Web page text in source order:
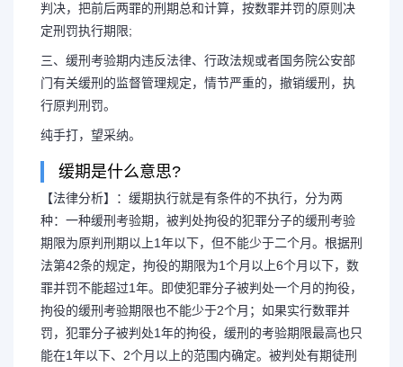
判决，把前后两罪的刑期总和计算，按数罪并罚的原则决
定刑罚执行期限;
三、缓刑考验期内违反法律、行政法规或者国务院公安部
门有关缓刑的监督管理规定，情节严重的，撤销缓刑，执
行原判刑罚。
纯手打，望采纳。
缓期是什么意思?
【法律分析】：缓期执行就是有条件的不执行，分为两
种：一种缓刑考验期，被判处拘役的犯罪分子的缓刑考验
期限为原判刑期以上1年以下，但不能少于二个月。根据刑
法第42条的规定，拘役的期限为1个月以上6个月以下，数
罪并罚不能超过1年。即使犯罪分子被判处一个月的拘役，
拘役的缓刑考验期限也不能少于2个月；如果实行数罪并
罚，犯罪分子被判处1年的拘役，缓刑的考验期限最高也只
能在1年以下、2个月以上的范围内确定。被判处有期徒刑